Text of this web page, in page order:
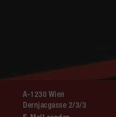
A-1230 Wien
Dernjacgasse 2/3/3